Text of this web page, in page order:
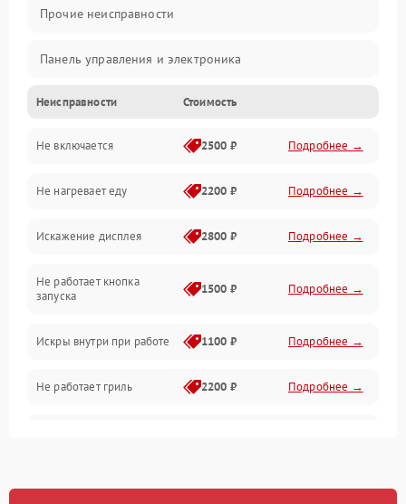
Прочие неисправности
Панель управления и электроника
Дверца и корпус
Механика и внутренние элементы
Механические повреждения
Питание и запуск
Нагрев и приготовление
Программное обеспечение
Неисправности Стоимость
Не включается 2500 ₽ Подробнее →
Не нагревает еду 2200 ₽ Подробнее →
Искажение дисплея 2800 ₽ Подробнее →
Не работает кнопка
запуска
1500 ₽ Подробнее →
Искры внутри при работе 1100 ₽ Подробнее →
Не работает гриль 2200 ₽ Подробнее →
Появление запаха гари 2400 ₽ Подробнее →